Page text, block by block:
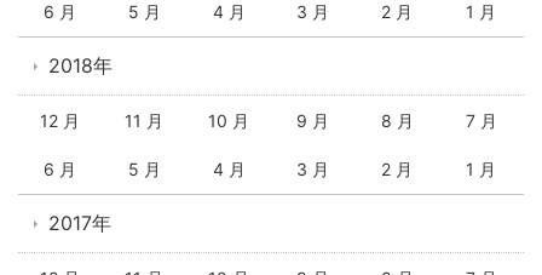
6 月 5 月 4 月 3 月 2 月 1 月
2018年
12 月 11 月 10 月 9 月 8 月 7 月
6 月 5 月 4 月 3 月 2 月 1 月
2017年